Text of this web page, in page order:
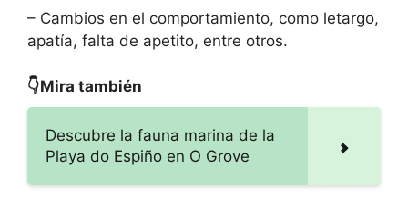
– Cambios en el comportamiento, como letargo,
apatía, falta de apetito, entre otros.
👇Mira también
Descubre la fauna marina de la
Playa do Espiño en O Grove